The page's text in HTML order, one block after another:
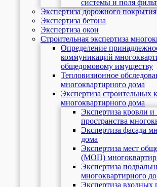
системы и поля
Экспертиза дорожного покрытия
Экспертиза бетона
Экспертиза окон
Строительная экспертиза
Определение
коммуникаций
общедомовому имуществу
Тепловизионное
многоквартирного дома
Экспертиза строительных
многоквартирного дома
Экспертиза кровли и
пространства
Экспертиза фасада
дома
Экспертиза мест
(МОП)
Экспертиза
многоквартирного
Экспертиза входных